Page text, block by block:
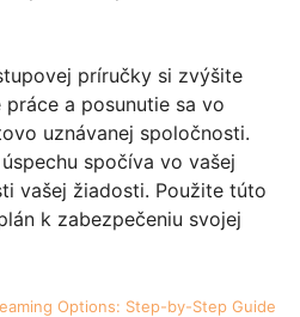
príručky si zvýšite
a posunutie sa vo
uznávanej spoločnosti.
spočíva vo vašej
vašej žiadosti. Použite túto
k zabezpečeniu svojej
Options: Step-by-Step Guide